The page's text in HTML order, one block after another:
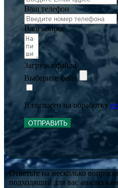
Ваш телефон
Ваш вопрос
Загрузка файла
Выберите файл
Я согласен на обработку
ОТПРАВИТЬ
Ответьте на несколько
подходящий для вас анализ